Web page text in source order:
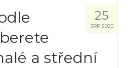
25
SRP 2025
a střední